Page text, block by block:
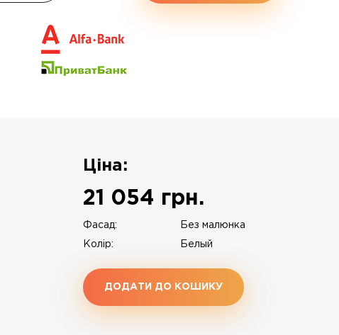
Ціна:
21 054 грн.
Фасад: Без малюнка
Колір: Белый
ДОДАТИ ДО КОШИКУ